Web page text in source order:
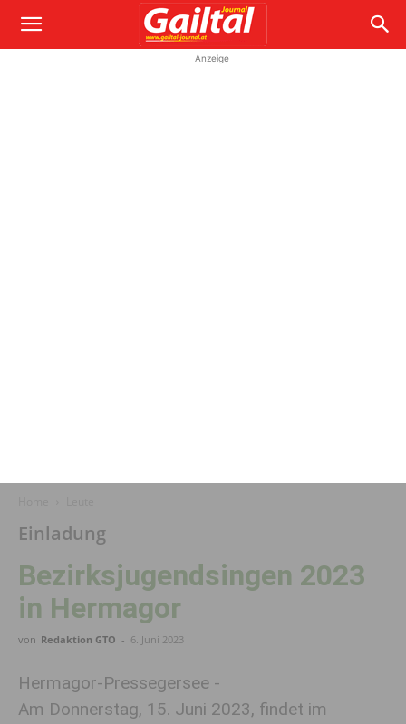
Anzeige
Einladung
Bezirksjugendsingen 2023
in Hermagor
von Redaktion GTO - 6. Juni 2023
Hermagor-Pressegersee -
Am Donnerstag, 15. Juni 2023, findet im